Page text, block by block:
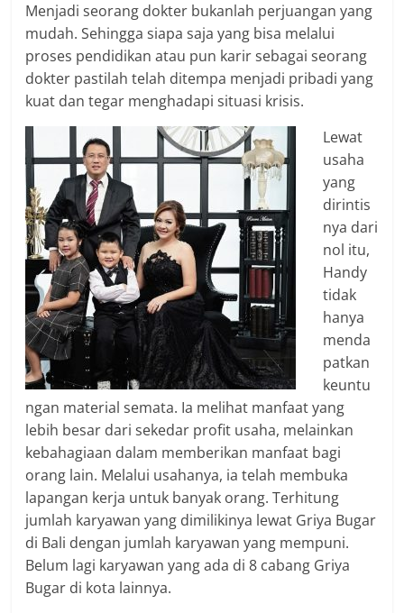
Menjadi seorang dokter bukanlah perjuangan yang
mudah. Sehingga siapa saja yang bisa melalui
proses pendidikan atau pun karir sebagai seorang
dokter pastilah telah ditempa menjadi pribadi yang
kuat dan tegar menghadapi situasi krisis.
Lewat
usaha
yang
dirintis
nya dari
nol itu,
Handy
tidak
hanya
menda
patkan
keuntu
ngan material semata. Ia melihat manfaat yang
lebih besar dari sekedar profit usaha, melainkan
kebahagiaan dalam memberikan manfaat bagi
orang lain. Melalui usahanya, ia telah membuka
lapangan kerja untuk banyak orang. Terhitung
jumlah karyawan yang dimilikinya lewat Griya Bugar
di Bali dengan jumlah karyawan yang mempuni.
Belum lagi karyawan yang ada di 8 cabang Griya
Bugar di kota lainnya.